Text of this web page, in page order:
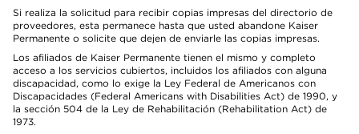
Si realiza la solicitud para recibir copias impresas del directorio de
proveedores, esta permanece hasta que usted abandone Kaiser
Permanente o solicite que dejen de enviarle las copias impresas.
Los afiliados de Kaiser Permanente tienen el mismo y completo
acceso a los servicios cubiertos, incluidos los afiliados con alguna
discapacidad, como lo exige la Ley Federal de Americanos con
Discapacidades (Federal Americans with Disabilities Act) de 1990, y
la sección 504 de la Ley de Rehabilitación (Rehabilitation Act) de
1973.